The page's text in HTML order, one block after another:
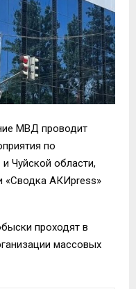
МВД проводит
по
Чуйской области,
«Сводка АКИpress»
проходят в
массовых